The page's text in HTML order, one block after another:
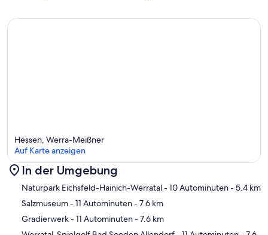
Karte
Hessen, Werra-Meißner
Auf Karte anzeigen
In der Umgebung
Naturpark Eichsfeld-Hainich-Werratal- 10 Autominuten- 5.4 km
Salzmuseum- 11 Autominuten- 7.6 km
Gradierwerk- 11 Autominuten- 7.6 km